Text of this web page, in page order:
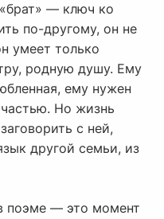
— ключ ко
по-другому, он не
умеет только
родную душу. Ему
ему нужен
Но жизнь
с ней,
другой семьи, из
поэме — это момент